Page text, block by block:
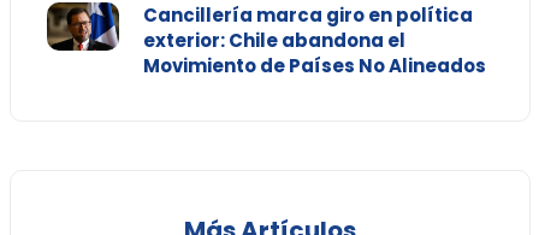
Cancillería marca giro en política
exterior: Chile abandona el
Movimiento de Países No Alineados